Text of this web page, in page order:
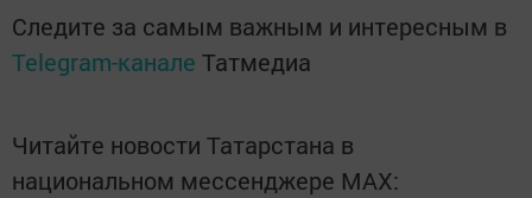
Следите за самым важным и интересным в
Telegram-канале Татмедиа
Читайте новости Татарстана в
национальном мессенджере MАХ: